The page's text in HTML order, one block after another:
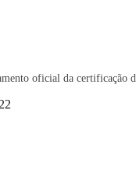
oficial da certificação